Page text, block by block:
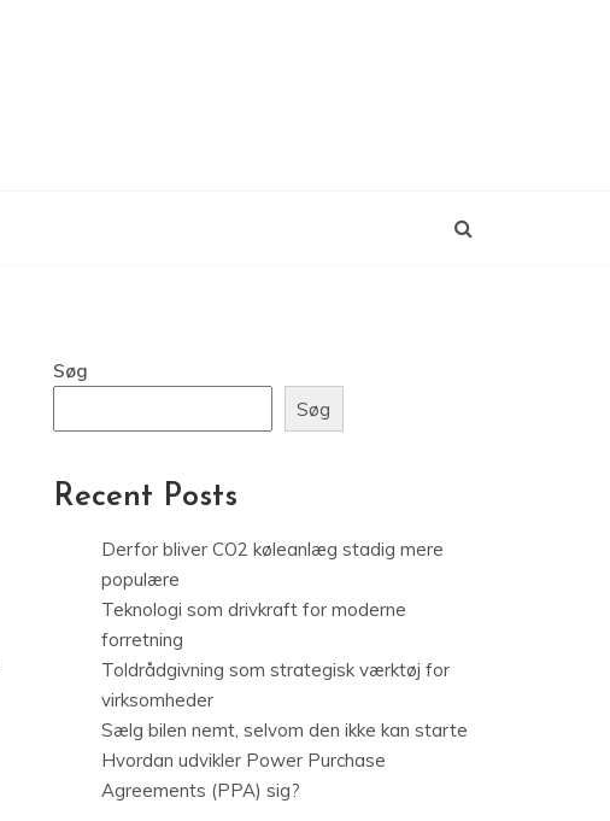
Søg
Søg
Recent Posts
Derfor bliver CO2 køleanlæg stadig mere
populære
Teknologi som drivkraft for moderne
forretning
Toldrådgivning som strategisk værktøj for
virksomheder
Sælg bilen nemt, selvom den ikke kan starte
Hvordan udvikler Power Purchase
Agreements (PPA) sig?